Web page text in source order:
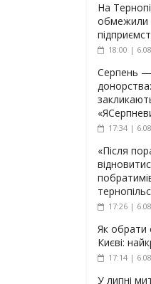
На
обмежили
18:00 |
Серпень —
17:34 |
«Після
17:26 |
Як обрати
Києві:
17:14 |
У липні